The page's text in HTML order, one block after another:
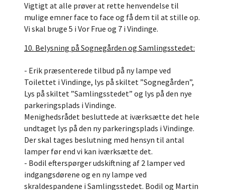
Vigtigt at alle prøver at rette henvendelse til
mulige emner face to face og få dem til at stille op.
Vi skal bruge 5 i Vor Frue og 7 i Vindinge.
10. Belysning på Sognegården og Samlingsstedet:
- Erik præsenterede tilbud på ny lampe ved
Toilettet i Vindinge, lys på skiltet ”Sognegården”,
Lys på skiltet ”Samlingsstedet” og lys på den nye
parkeringsplads i Vindinge.
Menighedsrådet besluttede at iværksætte det hele
undtaget lys på den ny parkeringsplads i Vindinge.
Der skal tages beslutning med hensyn til antal
lamper før end vi kan iværksætte det.
- Bodil efterspørger udskiftning af 2 lamper ved
indgangsdørene og en ny lampe ved
skraldespandene i Samlingsstedet. Bodil og Martin